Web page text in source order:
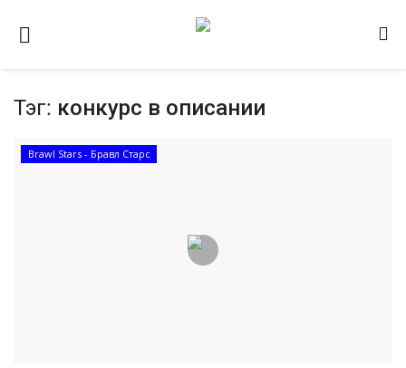
Видео
Тэг: конкурс в описании
Brawl Stars - Бравл Старс